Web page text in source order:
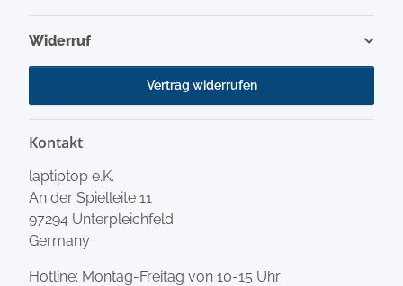
Widerruf
Vertrag widerrufen
Kontakt
laptiptop e.K.
An der Spielleite 11
97294 Unterpleichfeld
Germany
Hotline: Montag-Freitag von 10-15 Uhr